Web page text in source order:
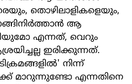
തൊഴിലാളികളെയും,
ആ
എന്നത്, വെറും
ഇരിക്കുന്നത്.
നിന്ന്
മാറുന്നുണ്ടോ എന്നതിനെ